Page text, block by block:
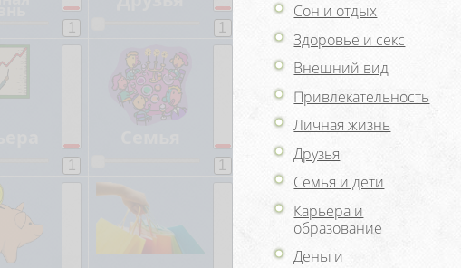
Сон и отдых
Здоровье и секс
Внешний вид
Привлекательность
Личная жизнь
Друзья
Семья и дети
Карьера и
образование
Деньги